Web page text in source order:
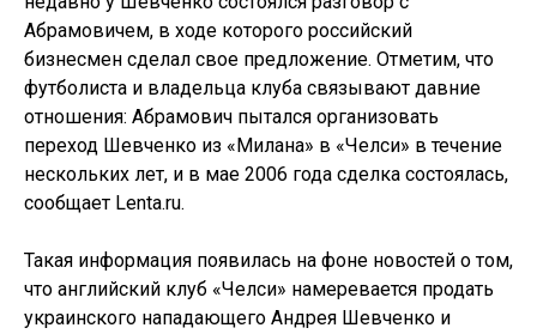
Абрамовичем, в ходе которого российский
бизнесмен сделал свое предложение. Отметим, что
футболиста и владельца клуба связывают давние
отношения: Абрамович пытался организовать
переход Шевченко из «Милана» в «Челси» в течение
нескольких лет, и в мае 2006 года сделка состоялась,
сообщает Lenta.ru.
Такая информация появилась на фоне новостей о том,
что английский клуб «Челси» намеревается продать
украинского нападающего Андрея Шевченко и